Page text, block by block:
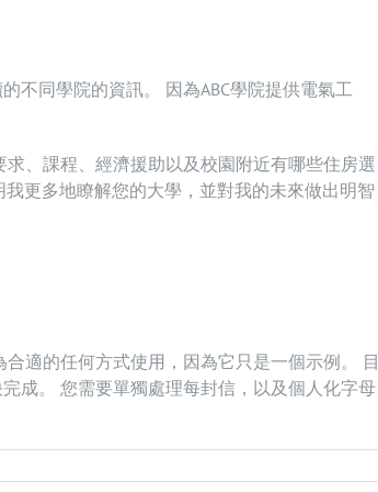
不同學院的資訊。 因為ABC學院提供電氣工
、課程、經濟援助以及校園附近有哪些住房選
更多地瞭解您的大學，並對我的未來做出明智
適的任何方式使用，因為它只是一個示例。 目
成。 您需要單獨處理每封信，以及個人化字母